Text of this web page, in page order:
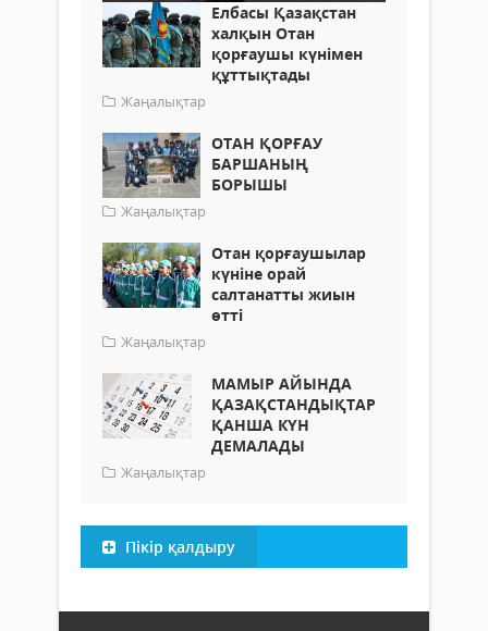
Елбасы Қазақстан
халқын Отан
қорғаушы күнімен
құттықтады
Жаңалықтар
ОТАН ҚОРҒАУ
БАРШАНЫҢ
БОРЫШЫ
Жаңалықтар
Отан қорғаушылар
күніне орай
салтанатты жиын
өтті
Жаңалықтар
МАМЫР АЙЫНДА
ҚАЗАҚСТАНДЫҚТАР
ҚАНША КҮН
ДЕМАЛАДЫ
Жаңалықтар
Пікір қалдыру